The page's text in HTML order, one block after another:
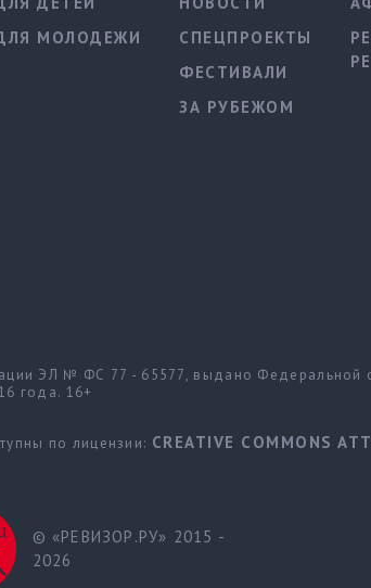
МОЛОДЕЖИ
СПЕЦПРОЕКТЫ
ФЕСТИВАЛИ
ЗА РУБЕЖОМ
ЭЛ № ФС 77 - 65577, выдано
года. 16+
по лицензии: CREATIVE COMMONS
© «РЕВИЗОР.РУ» 2015 -
2026